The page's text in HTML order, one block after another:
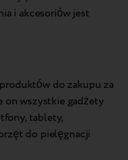
i akcesoriów jest
do zakupu za
on wszystkie gadżety
tablety,
do pielęgnacji